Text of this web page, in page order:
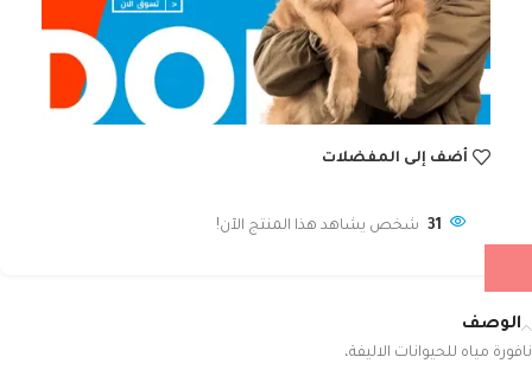
أضف إلى المفضلات
31 شخص يشاهد هذا المنتج الآن!
الوصف
نافورة مياه للحيوانات الاليفة،